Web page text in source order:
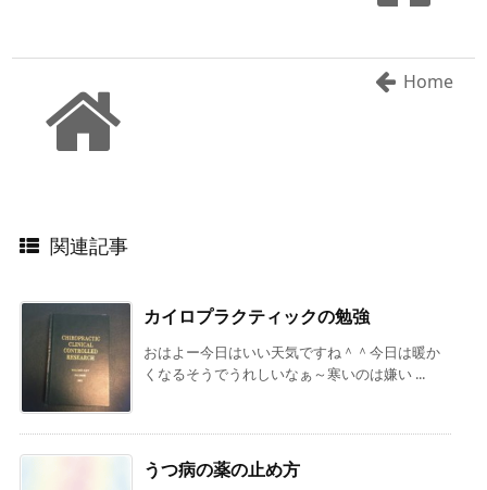
Home
関連記事
カイロプラクティックの勉強
おはよー今日はいい天気ですね＾＾今日は暖か
くなるそうでうれしいなぁ～寒いのは嫌い ...
うつ病の薬の止め方